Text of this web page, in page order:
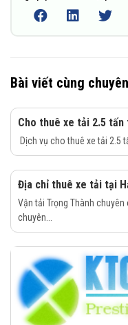
Bài viết cùng
Cho thuê xe tải 2.5 tấn
Dịch vụ cho thuê xe tải 2.5
Địa chỉ thuê xe tải tại
Vận tải Trọng Thành
chuyên...